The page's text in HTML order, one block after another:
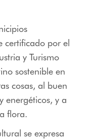
certificado por el
y Turismo
sostenible en
cosas, al buen
energéticos, y a
flora.
se expresa